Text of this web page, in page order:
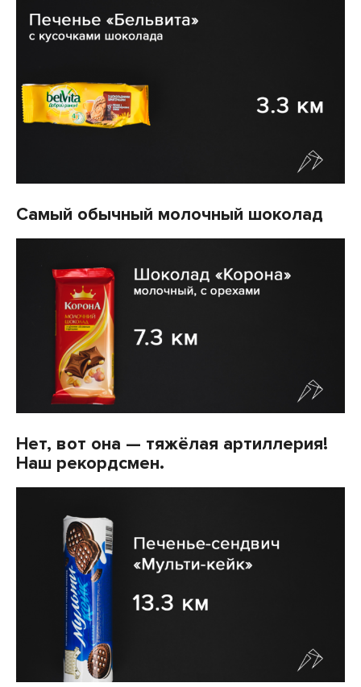
Самый обычный молочный шоколад
Нет, вот она — тяжёлая артиллерия!
Наш рекордсмен.